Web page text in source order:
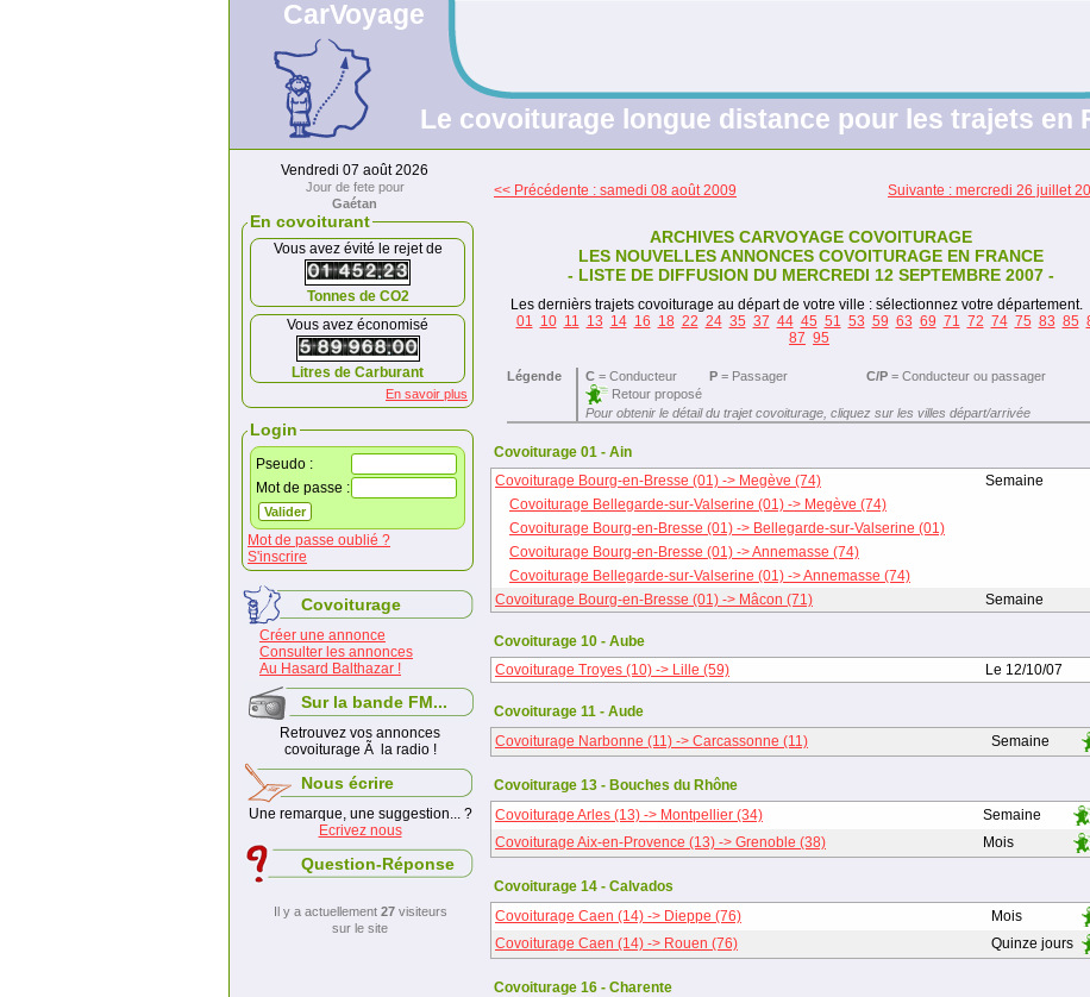
CarVoyage
Le covoiturage longue distance pour les trajets en
Vendredi 07 août 2026
Jour de fete pour
Gaétan
En covoiturant
Vous avez évité le rejet de
Tonnes de CO2
Vous avez économisé
Litres de Carburant
En savoir plus
Login
Pseudo :
Mot de passe :
Mot de passe oublié ?
S'inscrire
Covoiturage
Créer une annonce
Consulter les annonces
Au Hasard Balthazar !
Sur la bande FM...
Retrouvez vos annonces
covoiturage Ã la radio !
Nous écrire
Une remarque, une suggestion... ?
Ecrivez nous
Question-Réponse
Il y a actuellement 27visiteurs
sur le site
<< Précédente : samedi 08 août 2009 Suivante : mercredi 26 juillet
ARCHIVES CARVOYAGE COVOITURAGE
LES NOUVELLES ANNONCES COVOITURAGE EN FRANCE
- LISTE DE DIFFUSION DU MERCREDI 12 SEPTEMBRE 2007 -
Les dernièrs trajets covoiturage au départ de votre ville : sélectionnez votre département.
01 10 11 13 14 16 18 22 24 35 37 44 45 51 53 59 63 69 71 72 74 75 83 85
87 95
Légende C= Conducteur P= Passager C/P= Conducteur ou passager
Retour proposé
Pour obtenir le détail du trajet covoiturage, cliquez sur les villes départ/arrivée
Covoiturage 01 - Ain
Covoiturage Bourg-en-Bresse (01) -> Megève (74) Semaine
Covoiturage Bellegarde-sur-Valserine (01) -> Megève (74)
Covoiturage Bourg-en-Bresse (01) -> Bellegarde-sur-Valserine (01)
Covoiturage Bourg-en-Bresse (01) -> Annemasse (74)
Covoiturage Bellegarde-sur-Valserine (01) -> Annemasse (74)
Covoiturage Bourg-en-Bresse (01) -> Mâcon (71)
Semaine
Covoiturage 10 - Aube
Covoiturage Troyes (10) -> Lille (59) Le 12/10/07
Covoiturage 11 - Aude
Covoiturage Narbonne (11) -> Carcassonne (11) Semaine
Covoiturage 13 - Bouches du Rhône
Covoiturage Arles (13) -> Montpellier (34) Semaine
Covoiturage Aix-en-Provence (13) -> Grenoble (38)
Mois
Covoiturage 14 - Calvados
Covoiturage Caen (14) -> Dieppe (76) Mois
Covoiturage Caen (14) -> Rouen (76)
Quinze jours
Covoiturage 16 - Charente